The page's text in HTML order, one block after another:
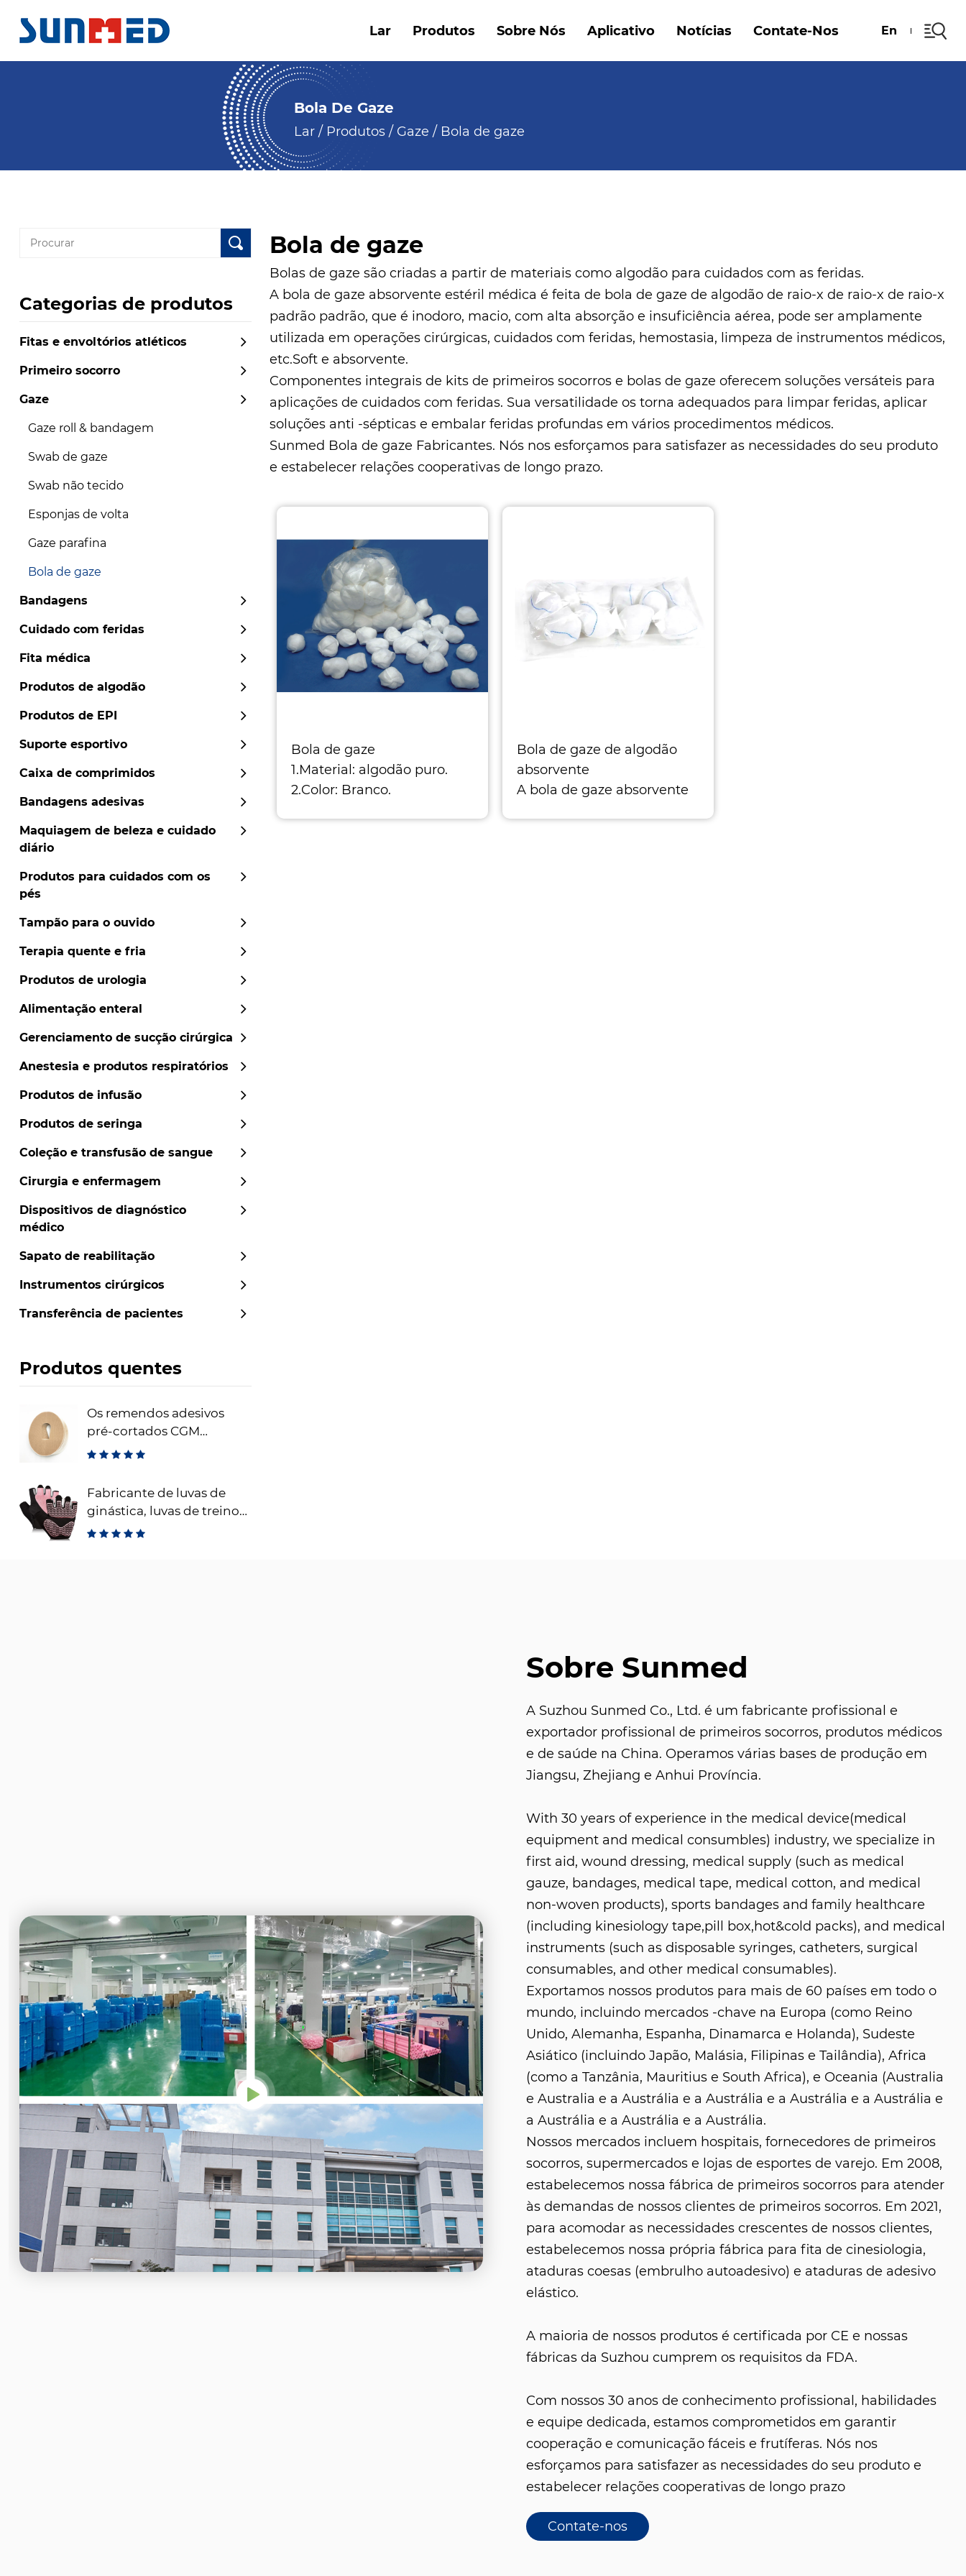
Lar Produtos Sobre Nós Aplicativo Notícias Contate-Nos En
Bola De Gaze
Lar/ Produtos/ Gaze / Bola de gaze
Categorias de produtos
Fitas e envoltórios atléticos
Primeiro socorro
Gaze
Gaze roll & bandagem
Swab de gaze
Swab não tecido
Esponjas de volta
Gaze parafina
Bola de gaze
Bandagens
Cuidado com feridas
Fita médica
Produtos de algodão
Produtos de EPI
Suporte esportivo
Caixa de comprimidos
Bandagens adesivas
Maquiagem de beleza e cuidado
diário
Produtos para cuidados com os
pés
Tampão para o ouvido
Terapia quente e fria
Produtos de urologia
Alimentação enteral
Gerenciamento de sucção cirúrgica
Anestesia e produtos respiratórios
Produtos de infusão
Produtos de seringa
Coleção e transfusão de sangue
Cirurgia e enfermagem
Dispositivos de diagnóstico
médico
Sapato de reabilitação
Instrumentos cirúrgicos
Transferência de pacientes
Produtos quentes
Os remendos adesivos
pré-cortados CGM
Dexcom remendos
sensor à prova d'água
Fabricante de luvas de
ginástica, luvas de treino
sem dedos para
Bola de gaze
Bolas de gaze são criadas a partir de materiais como algodão para cuidados com as feridas.
A bola de gaze absorvente estéril médica é feita de bola de gaze de algodão de raio-x de raio-x de raio-x
padrão padrão, que é inodoro, macio, com alta absorção e insuficiência aérea, pode ser amplamente
utilizada em operações cirúrgicas, cuidados com feridas, hemostasia, limpeza de instrumentos médicos,
etc.Soft e absorvente.
Componentes integrais de kits de primeiros socorros e bolas de gaze oferecem soluções versáteis para
aplicações de cuidados com feridas. Sua versatilidade os torna adequados para limpar feridas, aplicar
soluções anti -sépticas e embalar feridas profundas em vários procedimentos médicos.
Sunmed Bola de gaze Fabricantes. Nós nos esforçamos para satisfazer as necessidades do seu produto
e estabelecer relações cooperativas de longo prazo.
Bola de gaze
1.Material: algodão puro.
2.Color: Branco.
Bola de gaze de algodão
absorvente
A bola de gaze absorvente
Sobre Sunmed
A Suzhou Sunmed Co., Ltd. é um fabricante profissional e
exportador profissional de primeiros socorros, produtos médicos
e de saúde na China. Operamos várias bases de produção em
Jiangsu, Zhejiang e Anhui Província.
With 30 years of experience in the medical device(medical
equipment and medical consumbles) industry, we specialize in
first aid, wound dressing, medical supply (such as medical
gauze, bandages, medical tape, medical cotton, and medical
non-woven products), sports bandages and family healthcare
(including kinesiology tape,pill box,hot&cold packs), and medical
instruments (such as disposable syringes, catheters, surgical
consumables, and other medical consumables).
Exportamos nossos produtos para mais de 60 países em todo o
mundo, incluindo mercados -chave na Europa (como Reino
Unido, Alemanha, Espanha, Dinamarca e Holanda), Sudeste
Asiático (incluindo Japão, Malásia, Filipinas e Tailândia), Africa
(como a Tanzânia, Mauritius e South Africa), e Oceania (Australia
e Australia e a Austrália e a Austrália e a Austrália e a Austrália e
a Austrália e a Austrália e a Austrália.
Nossos mercados incluem hospitais, fornecedores de primeiros
socorros, supermercados e lojas de esportes de varejo. Em 2008,
estabelecemos nossa fábrica de primeiros socorros para atender
às demandas de nossos clientes de primeiros socorros. Em 2021,
para acomodar as necessidades crescentes de nossos clientes,
estabelecemos nossa própria fábrica para fita de cinesiologia,
ataduras coesas (embrulho autoadesivo) e ataduras de adesivo
elástico.
A maioria de nossos produtos é certificada por CE e nossas
fábricas da Suzhou cumprem os requisitos da FDA.
Com nossos 30 anos de conhecimento profissional, habilidades
e equipe dedicada, estamos comprometidos em garantir
cooperação e comunicação fáceis e frutíferas. Nós nos
esforçamos para satisfazer as necessidades do seu produto e
estabelecer relações cooperativas de longo prazo
Contate-nos